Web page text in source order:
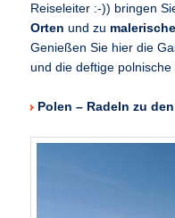
Reiseleiter :-)) bringen
Orten und zu
Genießen Sie hier die
und die deftige polnische
Polen – Radeln zu